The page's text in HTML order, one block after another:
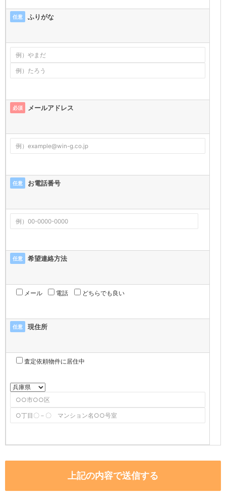
任意 ふりがな
必須 メールアドレス
任意 お電話番号
任意 希望連絡方法
メール 電話 どちらでも良い
任意 現住所
査定依頼物件に居住中